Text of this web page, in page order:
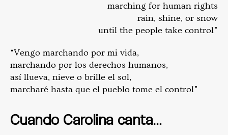
marching for human rights
rain, shine, or snow
until the people take control”
“Vengo marchando por mi vida,
marchando por los derechos humanos,
así llueva, nieve o brille el sol,
marcharé hasta que el pueblo tome el control”
Cuando Carolina canta…